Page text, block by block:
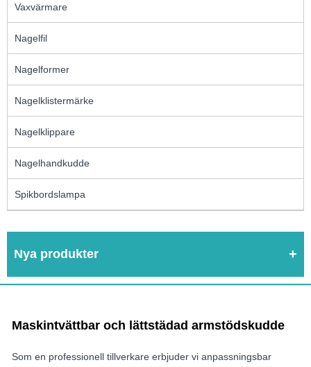
Vaxvärmare
Nagelfil
Nagelformer
Nagelklistermärke
Nagelklippare
Nagelhandkudde
Spikbordslampa
Nya produkter
Maskintvättbar och lättstädad armstödskudde
Som en professionell tillverkare erbjuder vi anpassningsbar